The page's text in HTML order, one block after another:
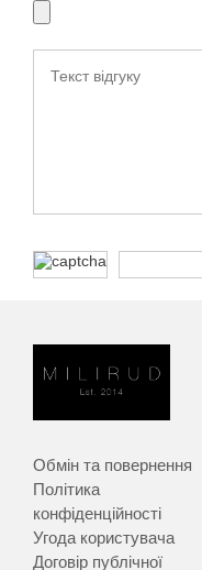
Обмін та повернення
Політика
конфіденційності
Угода користувача
Договір публічної